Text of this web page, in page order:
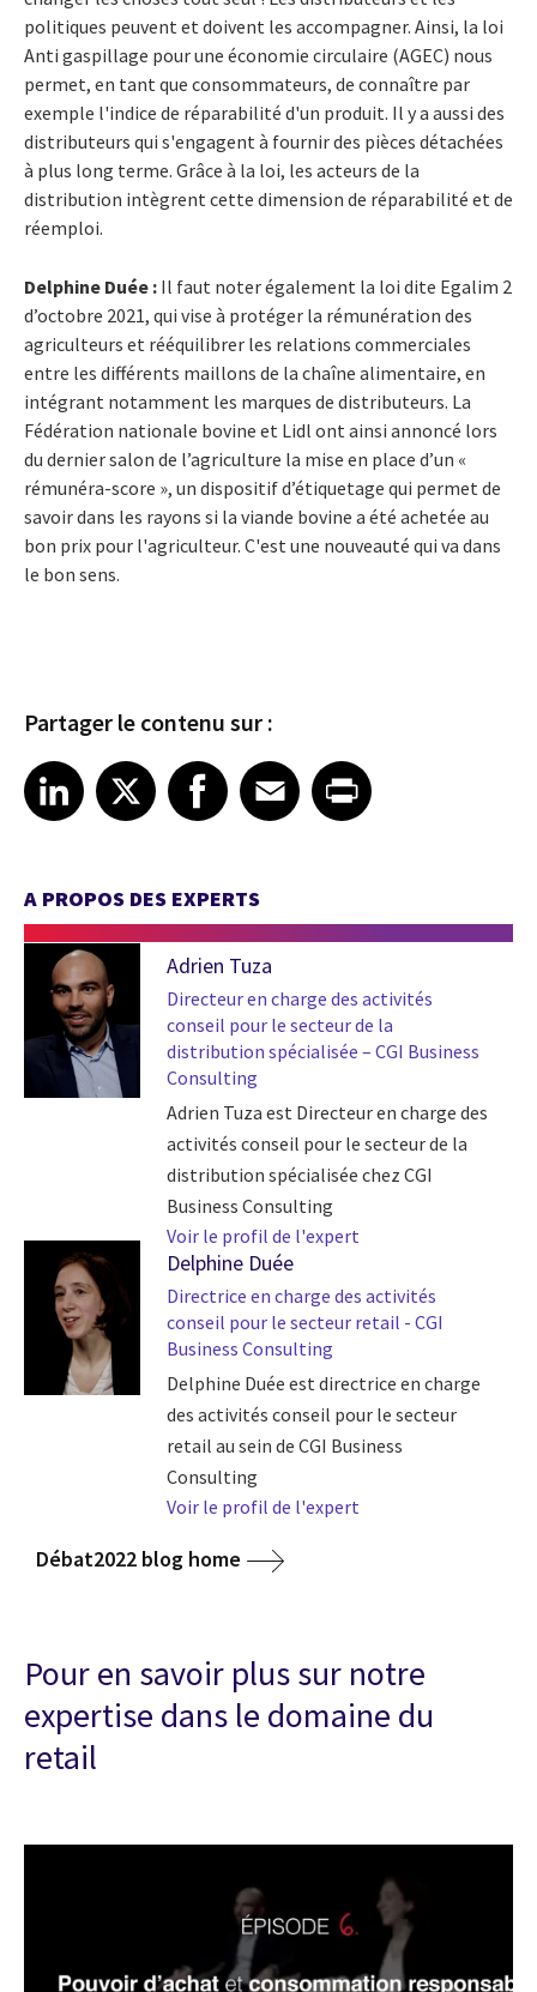
politiques peuvent et doivent les accompagner. Ainsi, la loi
Anti gaspillage pour une économie circulaire (AGEC) nous
permet, en tant que consommateurs, de connaître par
exemple l'indice de réparabilité d'un produit. Il y a aussi des
distributeurs qui s'engagent à fournir des pièces détachées
à plus long terme. Grâce à la loi, les acteurs de la
distribution intègrent cette dimension de réparabilité et de
réemploi.
Delphine Duée : Il faut noter également la loi ​dite ​Egalim 2
d’octobre 2021, qui vise à protéger la rémunération des
agriculteurs et rééquilibrer les relations commerciales
entre les différents maillons de la chaîne alimentaire, en
intégrant notamment les marques de distributeurs. La
Fédération nationale bovine et Lidl ont ainsi annoncé lors
du dernier salon de l’agriculture la mise en place d’un «
rémunéra-score », un dispositif d’étiquetage qui permet de
savoir dans les rayons si la viande bovine a été achetée au
bon prix pour l'agriculteur. C'est une nouveauté qui va dans
le bon sens.
Partager le contenu sur :
Share article on LinkedIn
LinkedIn
Share article on XShare article on Facebook
Facebook
Share article on Email
EmailShare article on Print
A PROPOS DES EXPERTS
Adrien Tuza
Directeur en charge des activités
conseil pour le secteur de la
distribution spécialisée – CGI Business
Consulting
Adrien Tuza est Directeur en charge des
activités conseil pour le secteur de la
distribution spécialisée chez CGI
Business Consulting
Voir le profil de l'expert
Delphine Duée
Directrice en charge des activités
conseil pour le secteur retail - CGI
Business Consulting
Delphine Duée est directrice en charge
des activités conseil pour le secteur
retail au sein de CGI Business
Consulting
Voir le profil de l'expert
Débat2022 blog home
Pour en savoir plus sur notre
expertise dans le domaine du
retail